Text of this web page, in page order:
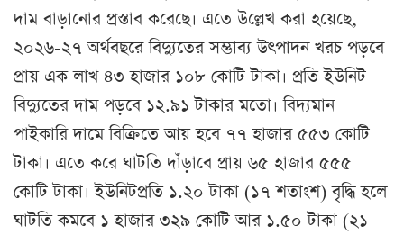
দাম বাড়ানোর প্রস্তাব করেছে। এতে উল্লেখ করা হয়েছে,
২০২৬-২৭ অর্থবছরে বিদ্যুতের সম্ভাব্য উৎপাদন খরচ পড়বে
প্রায় এক লাখ ৪৩ হাজার ১০৮ কোটি টাকা। প্রতি ইউনিট
বিদ্যুতের দাম পড়বে ১২.৯১ টাকার মতো। বিদ্যমান
পাইকারি দামে বিক্রিতে আয় হবে ৭৭ হাজার ৫৫৩ কোটি
টাকা। এতে করে ঘাটতি দাঁড়াবে প্রায় ৬৫ হাজার ৫৫৫
কোটি টাকা। ইউনিটপ্রতি ১.২০ টাকা (১৭ শতাংশ) বৃদ্ধি হলে
ঘাটতি কমবে ১ হাজার ৩২৯ কোটি আর ১.৫০ টাকা (২১